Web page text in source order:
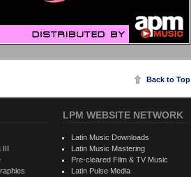
Back to Top
III
LPM WEBSITE NETWORK
Latin Music Downloads
Latin Music Mastering
Pre-cleared Film & TV Music
Latin Pulse Media